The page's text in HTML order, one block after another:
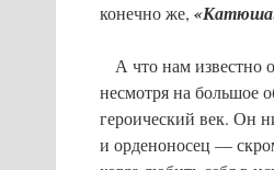
конечно же,
А что нам известно
несмотря на большое
героический век. Он
и орденоносец —